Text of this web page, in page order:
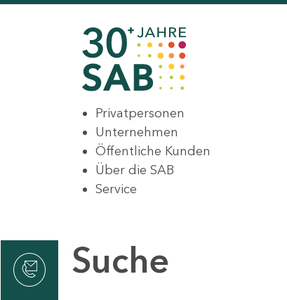
Privatpersonen
Unternehmen
Öffentliche Kunden
Über die SAB
Service
Suche